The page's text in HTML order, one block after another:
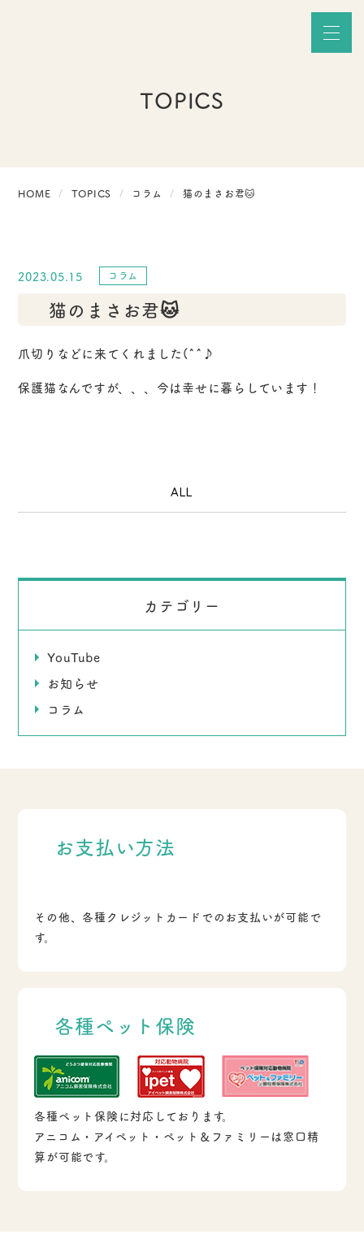
TOPICS
HOME TOPICS コラム 猫のまさお君🐱
2023.05.15 コラム
猫のまさお君🐱
爪切りなどに来てくれました(^^♪
保護猫なんですが、、、今は幸せに暮らしています！
ALL
カテゴリー
YouTube
お知らせ
コラム
お支払い方法
その他、各種クレジットカードでのお支払いが可能で
す。
各種ペット保険
各種ペット保険に対応しております。
アニコム・アイペット・ペット＆ファミリーは窓口精
算が可能です。